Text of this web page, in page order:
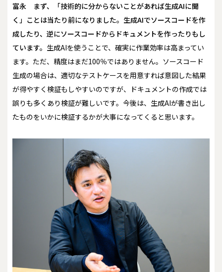
富永
まず、「技術的に分からないことがあれば生成AIに聞
く」ことは当たり前になりました。生成AIでソースコードを作
成したり、逆にソースコードからドキュメントを作ったりもし
ています。 生成AIを使うことで、確実に作業効率は高まってい
ます。ただ、精度はまだ100％ではありません。ソースコード
生成の場合は、適切なテストケースを用意すれば意図した結果
が得やすく検証もしやすいのですが、ドキュメントの作成では
誤りも多くあり検証が難しいです。今後は、生成AIが書き出し
たものをいかに検証するかが大事になってくると思います。